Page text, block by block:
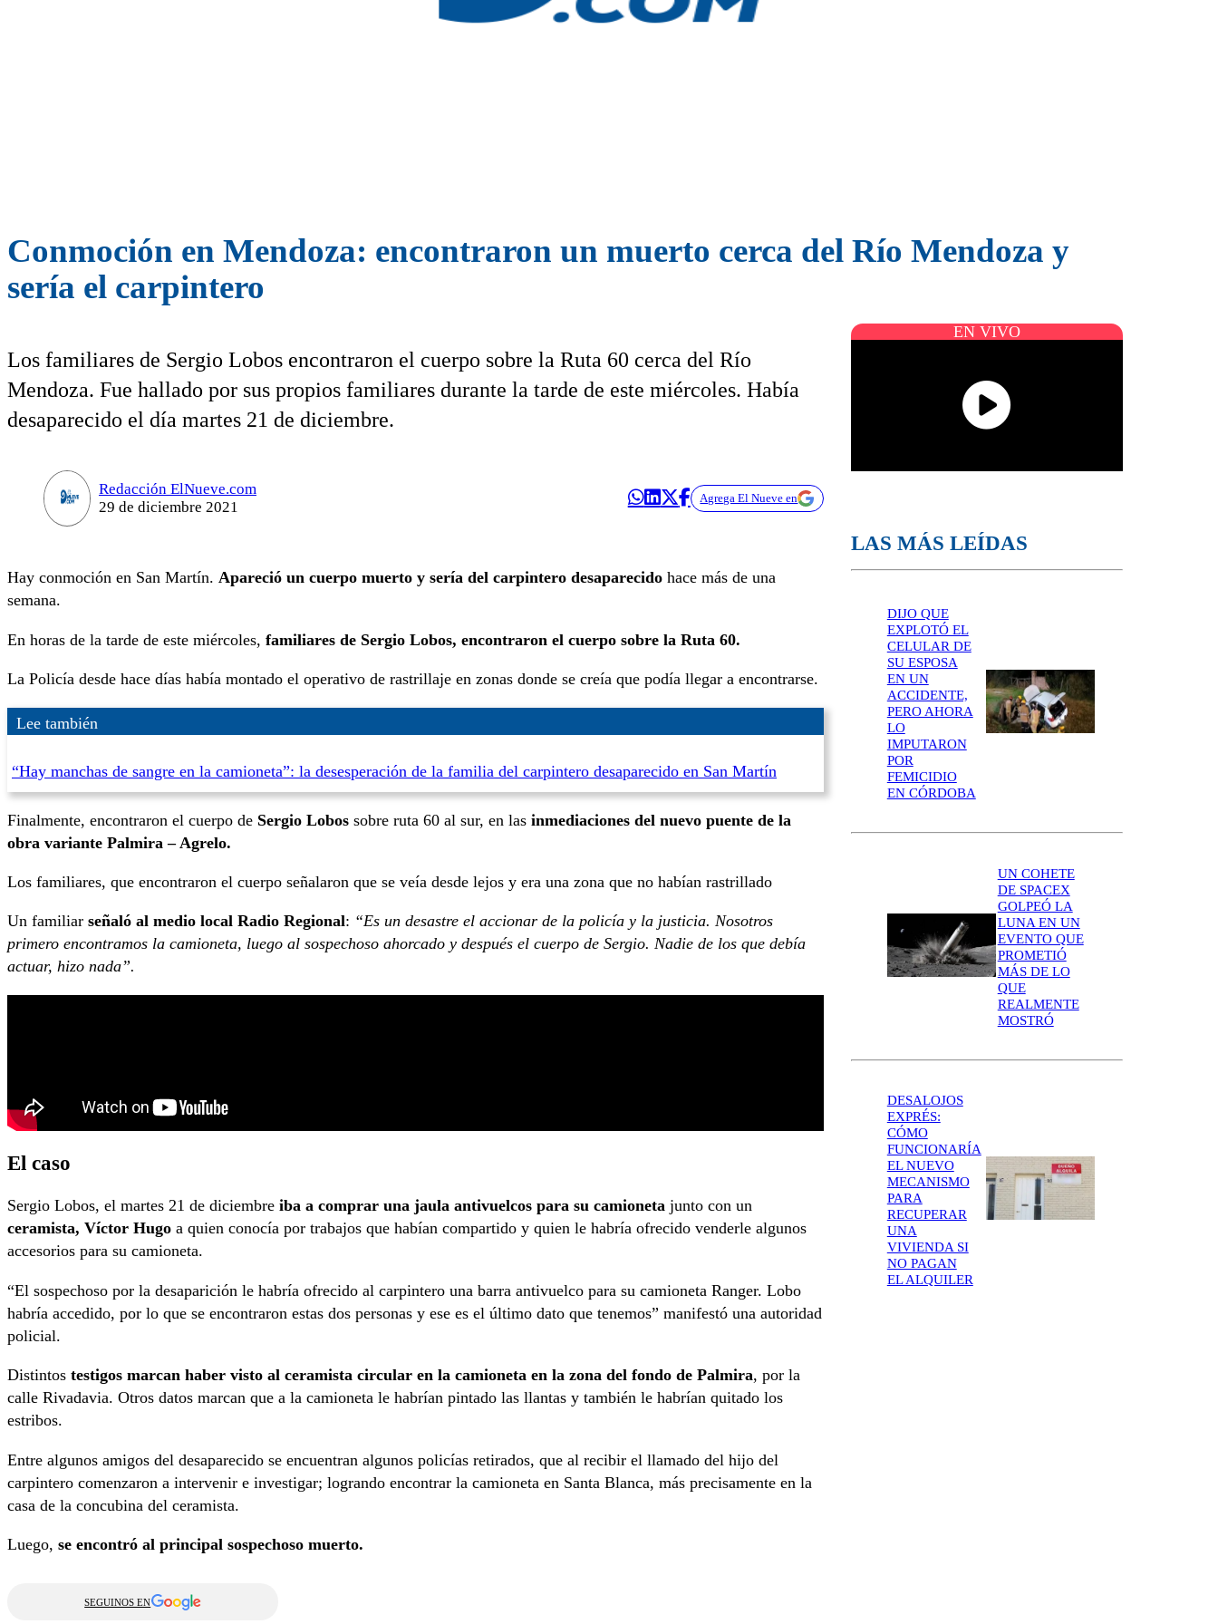
Conmoción en Mendoza: encontraron un muerto cerca del Río Mendoza y
sería el carpintero
Los familiares de Sergio Lobos encontraron el cuerpo sobre la Ruta 60 cerca del Río
Mendoza. Fue hallado por sus propios familiares durante la tarde de este miércoles. Había
desaparecido el día martes 21 de diciembre.
Redacción ElNueve.com
29 de diciembre 2021
Agrega El Nueve en
Hay conmoción en San Martín. Apareció un cuerpo muerto y sería del carpintero desaparecido hace más de una
semana.
En horas de la tarde de este miércoles, familiares de Sergio Lobos, encontraron el cuerpo sobre la Ruta 60.
La Policía desde hace días había montado el operativo de rastrillaje en zonas donde se creía que podía llegar a encontrarse.
Lee también
“Hay manchas de sangre en la camioneta”: la desesperación de la familia del carpintero desaparecido en San Martín
Finalmente, encontraron el cuerpo de Sergio Lobos sobre ruta 60 al sur, en las inmediaciones del nuevo puente de la
obra variante Palmira – Agrelo.
Los familiares, que encontraron el cuerpo señalaron que se veía desde lejos y era una zona que no habían rastrillado
Un familiar señaló al medio local Radio Regional: “Es un desastre el accionar de la policía y la justicia. Nosotros
primero encontramos la camioneta, luego al sospechoso ahorcado y después el cuerpo de Sergio. Nadie de los que debía
actuar, hizo nada”.
El caso
Sergio Lobos, el martes 21 de diciembre iba a comprar una jaula antivuelcos para su camioneta junto con un
ceramista, Víctor Hugo a quien conocía por trabajos que habían compartido y quien le habría ofrecido venderle algunos
accesorios para su camioneta.
“El sospechoso por la desaparición le habría ofrecido al carpintero una barra antivuelco para su camioneta Ranger. Lobo
habría accedido, por lo que se encontraron estas dos personas y ese es el último dato que tenemos” manifestó una autoridad
policial.
Distintos testigos marcan haber visto al ceramista circular en la camioneta en la zona del fondo de Palmira, por la
calle Rivadavia. Otros datos marcan que a la camioneta le habrían pintado las llantas y también le habrían quitado los
estribos.
Entre algunos amigos del desaparecido se encuentran algunos policías retirados, que al recibir el llamado del hijo del
carpintero comenzaron a intervenir e investigar; logrando encontrar la camioneta en Santa Blanca, más precisamente en la
casa de la concubina del ceramista.
Luego, se encontró al principal sospechoso muerto.
SEGUINOS EN
EN VIVO
LAS MÁS LEÍDAS
DIJO QUE
EXPLOTÓ EL
CELULAR DE
SU ESPOSA
EN UN
ACCIDENTE,
PERO AHORA
LO
IMPUTARON
POR
FEMICIDIO
EN CÓRDOBA
UN COHETE
DE SPACEX
GOLPEÓ LA
LUNA EN UN
EVENTO QUE
PROMETIÓ
MÁS DE LO
QUE
REALMENTE
MOSTRÓ
DESALOJOS
EXPRÉS:
CÓMO
FUNCIONARÍA
EL NUEVO
MECANISMO
PARA
RECUPERAR
UNA
VIVIENDA SI
NO PAGAN
EL ALQUILER